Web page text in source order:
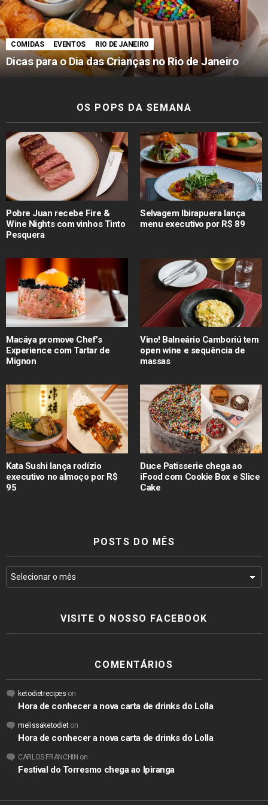
COMIDAS EVENTOS RIO DE JANEIRO
Dicas para o Dia das Crianças no Rio de Janeiro
OS POPS DA SEMANA
Pobre Juan recebe Fire &
Wine Nights com vinhos Tinto
Pesquera
Selvagem Ibirapuera lança
menu executivo por R$ 89
Macáya promove Chef’s
Experience com Tartar de
Mignon
Vino! Balneário Camboriú tem
open wine e sequência de
massas
Kata Sushi lança rodízio
executivo no almoço por R$
95
Duce Patisserie chega ao
iFood com Cookie Box e Slice
Cake
POSTS DO MÊS
VISITE O NOSSO FACEBOOK
COMENTÁRIOS
ketodietrecipes on
Hora de conhecer a nova carta de drinks do Lolla
melissaketodieton
Hora de conhecer a nova carta de drinks do Lolla
CARLOS FRANCHIN on
Festival do Torresmo chega ao Ipiranga